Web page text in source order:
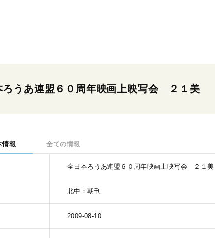
ろうあ連盟６０周年映画上映写会 ２１美
情報 全ての情報
全日本ろうあ連盟６０周年映画上映写会 ２１美
北中：朝刊
2009-08-10